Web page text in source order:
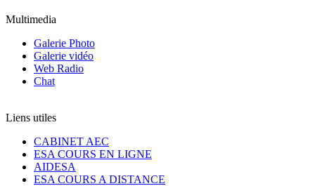
Multimedia
Galerie Photo
Galerie vidéo
Web Radio
Chat
Liens utiles
CABINET AEC
ESA COURS EN LIGNE
AIDESA
ESA COURS A DISTANCE